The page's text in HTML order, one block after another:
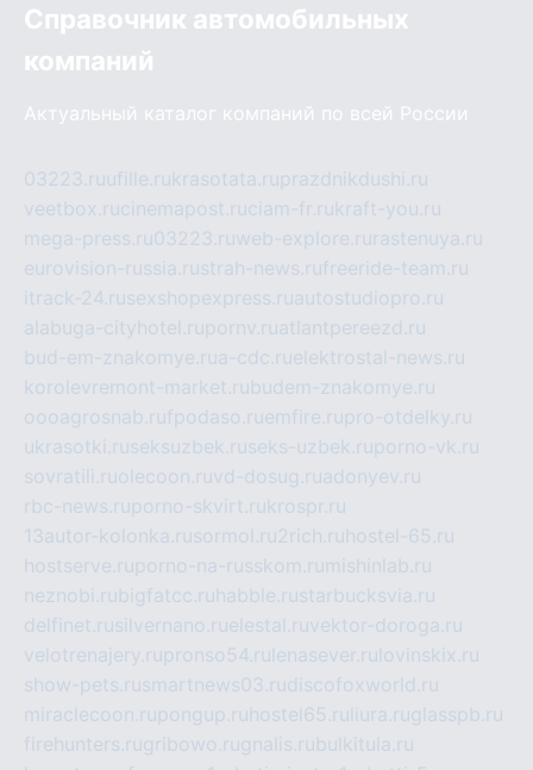
Справочник автомобильных
компаний
Актуальный каталог компаний по всей России
03223.ruufille.rukrasotata.ruprazdnikdushi.ru
veetbox.rucinemapost.ruciam-fr.rukraft-you.ru
mega-press.ru03223.ruweb-explore.ru rastenuya.ru
eurovision-russia.rustrah-news.rufreeride-team.ru
itrack-24.rusexshopexpress.ruautostudiopro.ru
alabuga-cityhotel.rupornv.ruatlantpereezd.ru
bud-em-znakomye.rua-cdc.ruelektrostal-news.ru
korolevremont-market.rubudem-znakomye.ru
oooagrosnab.rufpodaso.ruemfire.rupro-otdelky.ru
ukrasotki.ruseksuzbek.ruseks-uzbek.ruporno-vk.ru
sovratili.ruolecoon.ruvd-dosug.ruadonyev.ru
rbc-news.ruporno-skvirt.rukrospr.ru
13autor-kolonka.rusormol.ru2rich.ru hostel-65.ru
hostserve.ruporno-na-russkom.ru mishinlab.ru
neznobi.rubigfatcc.ru habble.rustarbucksvia.ru
delfinet.rusilvernano.ruelestal.ruvektor-doroga.ru
velotrenajery.rupronso54.ru lenasever.ru lovinskix.ru
show-pets.rusmartnews03.rudiscofoxworld.ru
miraclecoon.rupongup.ru hostel65.ru liura.ruglasspb.ru
firehunters.rugribowo.rugnalis.rubulkitula.ru